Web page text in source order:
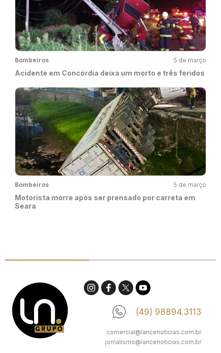
Bombeiros 5 de março
Acidente em Concórdia deixa um morto e três feridos
Bombeiros 5 de março
Motorista morre após ser prensado por carreta em
Seara
(49) 98894.3113
comercial@lancenoticias.com.br
jornalismo@lancenoticias.com.br